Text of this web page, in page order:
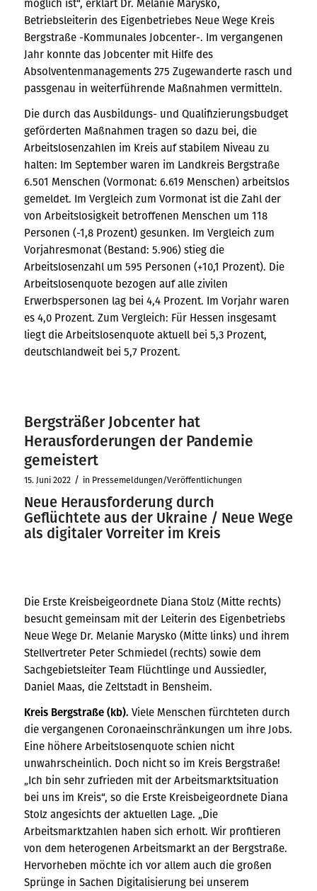
Betriebsleiterin des Eigenbetriebes Neue Wege Kreis
Bergstraße -Kommunales Jobcenter-. Im vergangenen
Jahr konnte das Jobcenter mit Hilfe des
Absolventenmanagements 275 Zugewanderte rasch und
passgenau in weiterführende Maßnahmen vermitteln.
Die durch das Ausbildungs- und Qualifizierungsbudget
geförderten Maßnahmen tragen so dazu bei, die
Arbeitslosenzahlen im Kreis auf stabilem Niveau zu
halten: Im September waren im Landkreis Bergstraße
6.501 Menschen (Vormonat: 6.619 Menschen) arbeitslos
gemeldet. Im Vergleich zum Vormonat ist die Zahl der
von Arbeitslosigkeit betroffenen Menschen um 118
Personen (-1,8 Prozent) gesunken. Im Vergleich zum
Vorjahresmonat (Bestand: 5.906) stieg die
Arbeitslosenzahl um 595 Personen (+10,1 Prozent). Die
Arbeitslosenquote bezogen auf alle zivilen
Erwerbspersonen lag bei 4,4 Prozent. Im Vorjahr waren
es 4,0 Prozent. Zum Vergleich: Für Hessen insgesamt
liegt die Arbeitslosenquote aktuell bei 5,3 Prozent,
deutschlandweit bei 5,7 Prozent.
Bergsträßer Jobcenter hat
Herausforderungen der Pandemie
gemeistert
15. Juni 2022 / in Pressemeldungen/Veröffentlichungen
Neue Herausforderung durch
Geflüchtete aus der Ukraine / Neue Wege
als digitaler Vorreiter im Kreis
Die Erste Kreisbeigeordnete Diana Stolz (Mitte rechts)
besucht gemeinsam mit der Leiterin des Eigenbetriebs
Neue Wege Dr. Melanie Marysko (Mitte links) und ihrem
Stellvertreter Peter Schmiedel (rechts) sowie dem
Sachgebietsleiter Team Flüchtlinge und Aussiedler,
Daniel Maas, die Zeltstadt in Bensheim.
Kreis Bergstraße (kb). Viele Menschen fürchteten durch
die vergangenen Coronaeinschränkungen um ihre Jobs.
Eine höhere Arbeitslosenquote schien nicht
unwahrscheinlich. Doch nicht so im Kreis Bergstraße!
„Ich bin sehr zufrieden mit der Arbeitsmarktsituation
bei uns im Kreis“, so die Erste Kreisbeigeordnete Diana
Stolz angesichts der aktuellen Lage. „Die
Arbeitsmarktzahlen haben sich erholt. Wir profitieren
von dem heterogenen Arbeitsmarkt an der Bergstraße.
Hervorheben möchte ich vor allem auch die großen
Sprünge in Sachen Digitalisierung bei unserem